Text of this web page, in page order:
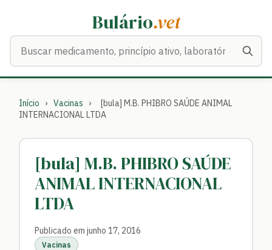
Bulário.vet
Início › Vacinas ›
[bula] M.B. PHIBRO SAÚDE ANIMAL
INTERNACIONAL LTDA
[bula] M.B. PHIBRO SAÚDE
ANIMAL INTERNACIONAL
LTDA
Publicado em junho 17, 2016
Vacinas